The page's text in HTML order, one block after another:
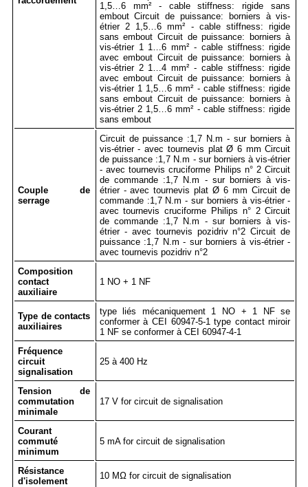
1,5…6 mm² - cable stiffness: rigide sans
embout Circuit de puissance: borniers à vis-
étrier 2 1,5…6 mm² - cable stiffness: rigide
sans embout Circuit de puissance: borniers à
vis-étrier 1 1…6 mm² - cable stiffness: rigide
avec embout Circuit de puissance: borniers à
vis-étrier 2 1…4 mm² - cable stiffness: rigide
avec embout Circuit de puissance: borniers à
vis-étrier 1 1,5…6 mm² - cable stiffness: rigide
sans embout Circuit de puissance: borniers à
vis-étrier 2 1,5…6 mm² - cable stiffness: rigide
sans embout
Couple de
serrage
Circuit de puissance :1,7 N.m - sur borniers à
vis-étrier - avec tournevis plat Ø 6 mm Circuit
de puissance :1,7 N.m - sur borniers à vis-étrier
- avec tournevis cruciforme Philips n° 2 Circuit
de commande :1,7 N.m - sur borniers à vis-
étrier - avec tournevis plat Ø 6 mm Circuit de
commande :1,7 N.m - sur borniers à vis-étrier -
avec tournevis cruciforme Philips n° 2 Circuit
de commande :1,7 N.m - sur borniers à vis-
étrier - avec tournevis pozidriv n°2 Circuit de
puissance :1,7 N.m - sur borniers à vis-étrier -
avec tournevis pozidriv n°2
Composition
contact
auxiliaire
1 NO + 1 NF
Type de contacts
auxiliaires
type liés mécaniquement 1 NO + 1 NF se
conformer à CEI 60947-5-1 type contact miroir
1 NF se conformer à CEI 60947-4-1
Fréquence
circuit
signalisation
25 à 400 Hz
Tension de
commutation
minimale
17 V for circuit de signalisation
Courant
commuté
minimum
5 mA for circuit de signalisation
Résistance
d'isolement
10 MΩ for circuit de signalisation